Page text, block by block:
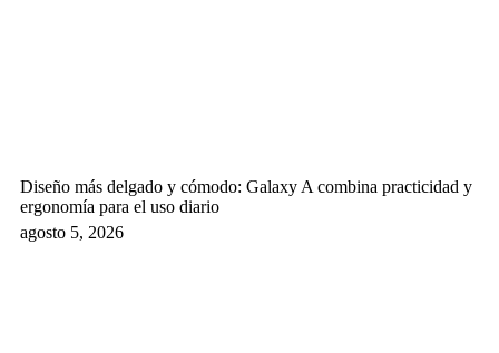
Diseño más delgado y cómodo: Galaxy A combina practicidad y
ergonomía para el uso diario
agosto 5, 2026